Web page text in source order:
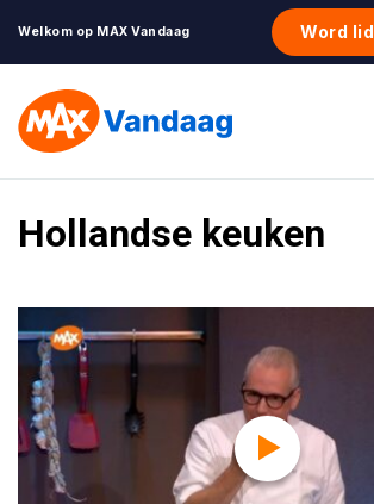
Welkom op MAX Vandaag Word lid
Hollandse keuken